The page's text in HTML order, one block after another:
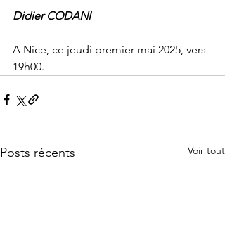
Didier CODANI
A Nice, ce jeudi premier mai 2025, vers
19h00.
Posts récents Voir tout